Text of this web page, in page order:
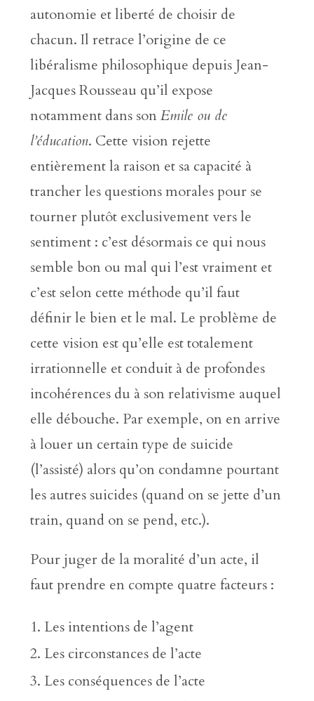
autonomie et liberté de choisir de
chacun. Il retrace l’origine de ce
libéralisme philosophique depuis Jean-
Jacques Rousseau qu’il expose
notamment dans sonEmile ou de
l’éducation. Cette vision rejette
entièrement la raison et sa capacité à
trancher les questions morales pour se
tourner plutôt exclusivement vers le
sentiment : c’est désormais ce qui nous
semble bon ou mal qui l’est vraiment et
c’est selon cette méthode qu’il faut
définir le bien et le mal. Le problème de
cette vision est qu’elle est totalement
irrationnelle et conduit à de profondes
incohérences du à son relativisme auquel
elle débouche. Par exemple, on en arrive
à louer un certain type de suicide
(l’assisté) alors qu’on condamne pourtant
les autres suicides (quand on se jette d’un
train, quand on se pend, etc.).
Pour juger de la moralité d’un acte, il
faut prendre en compte quatre facteurs :
Les intentions de l’agent
Les circonstances de l’acte
Les conséquences de l’acte